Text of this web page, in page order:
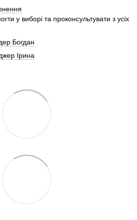
у виборі та проконсультувати з усіх
Богдан
Ірина